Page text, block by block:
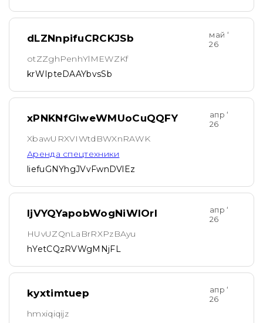
dLZNnpifuCRCKJSb
май ‘
26
otZZghPenhYlMEWZKf
krWIpteDAAYbvsSb
xPNKNfGlweWMUoCuQQFY
апр ‘
26
XbawURXVIWtdBWXnRAWK
Аренда спецтехники
liefuGNYhgJVvFwnDVlEz
IjVYQYapobWogNiWlOrl
апр ‘
26
HUvUZQnLaBrRXPzBAyu
hYetCQzRVWgMNjFL
kyxtimtuep
апр ‘
26
hmxiqiqijz